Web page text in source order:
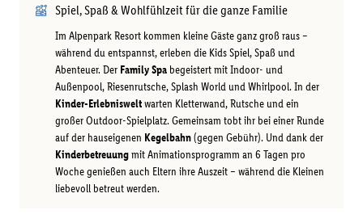
Spiel, Spaß & Wohlfühlzeit für die ganze Familie
Im Alpenpark Resort kommen kleine Gäste ganz groß raus –
während du entspannst, erleben die Kids Spiel, Spaß und
Abenteuer. Der Family Spa begeistert mit Indoor- und
Außenpool, Riesenrutsche, Splash World und Whirlpool. In der
Kinder-Erlebnisweltwarten Kletterwand, Rutsche und ein
großer Outdoor-Spielplatz. Gemeinsam tobt ihr bei einer Runde
auf der hauseigenen Kegelbahn(gegen Gebühr). Und dank der
Kinderbetreuungmit Animationsprogramm an 6 Tagen pro
Woche genießen auch Eltern ihre Auszeit – während die Kleinen
liebevoll betreut werden.